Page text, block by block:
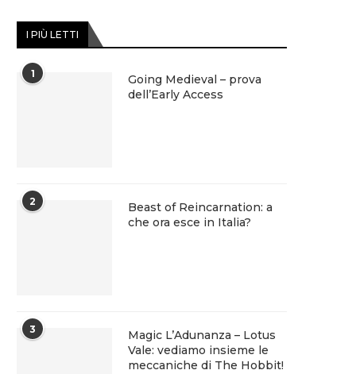
I PIÙ LETTI
1
Going Medieval – prova
dell’Early Access
2
Beast of Reincarnation: a
che ora esce in Italia?
3
Magic L’Adunanza – Lotus
Vale: vediamo insieme le
meccaniche di The Hobbit!